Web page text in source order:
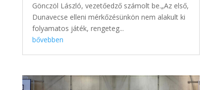
Gönczöl László, vezetőedző számolt be.„Az első,
Dunavecse elleni mérkőzésünkön nem alakult ki
folyamatos játék, rengeteg...
bővebben